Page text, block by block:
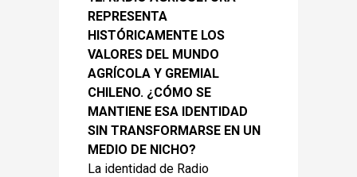
REPRESENTA
HISTÓRICAMENTE LOS
VALORES DEL MUNDO
AGRÍCOLA Y GREMIAL
CHILENO. ¿CÓMO SE
MANTIENE ESA IDENTIDAD
SIN TRANSFORMARSE EN UN
MEDIO DE NICHO?
La identidad de Radio